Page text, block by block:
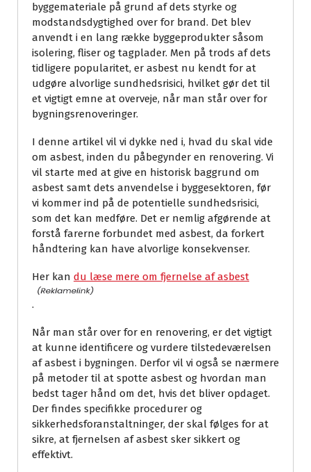
byggemateriale på grund af dets styrke og
modstandsdygtighed over for brand. Det blev
anvendt i en lang række byggeprodukter såsom
isolering, fliser og tagplader. Men på trods af dets
tidligere popularitet, er asbest nu kendt for at
udgøre alvorlige sundhedsrisici, hvilket gør det til
et vigtigt emne at overveje, når man står over for
bygningsrenoveringer.
I denne artikel vil vi dykke ned i, hvad du skal vide
om asbest, inden du påbegynder en renovering. Vi
vil starte med at give en historisk baggrund om
asbest samt dets anvendelse i byggesektoren, før
vi kommer ind på de potentielle sundhedsrisici,
som det kan medføre. Det er nemlig afgørende at
forstå farerne forbundet med asbest, da forkert
håndtering kan have alvorlige konsekvenser.
Her kan du læse mere om fjernelse af asbest
.
Når man står over for en renovering, er det vigtigt
at kunne identificere og vurdere tilstedeværelsen
af asbest i bygningen. Derfor vil vi også se nærmere
på metoder til at spotte asbest og hvordan man
bedst tager hånd om det, hvis det bliver opdaget.
Der findes specifikke procedurer og
sikkerhedsforanstaltninger, der skal følges for at
sikre, at fjernelsen af asbest sker sikkert og
effektivt.